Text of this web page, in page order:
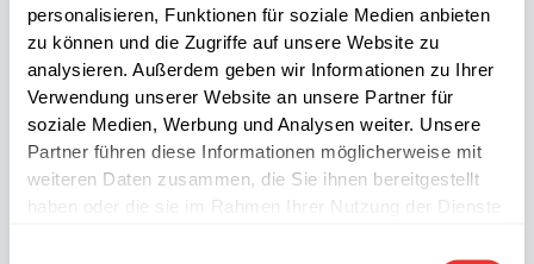
personalisieren, Funktionen für soziale Medien anbieten
zu können und die Zugriffe auf unsere Website zu
analysieren. Außerdem geben wir Informationen zu Ihrer
Verwendung unserer Website an unsere Partner für
soziale Medien, Werbung und Analysen weiter. Unsere
Partner führen diese Informationen möglicherweise mit
weiteren Daten zusammen, die Sie ihnen bereitgestellt
haben oder die sie im Rahmen Ihrer Nutzung der Dienste